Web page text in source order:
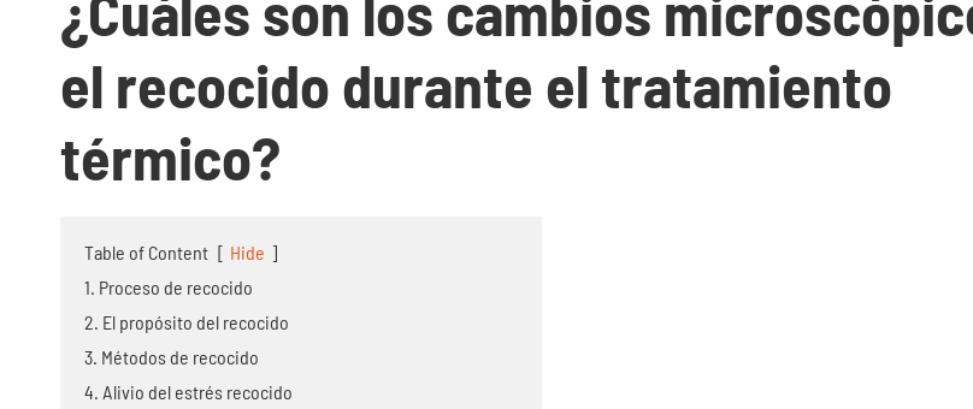
Piezas de mecanizado de
precisión
el recocido durante el tratamiento
térmico?
Table of Content [ Hide ]
1. Proceso de recocido
2. El propósito del recocido
3. Métodos de recocido
4. Alivio del estrés recocido